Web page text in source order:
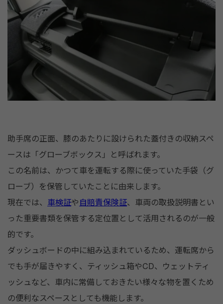
助手席の正面、膝のあたりに設けられた蓋付きの収納スペ
ースは「グローブボックス」と呼ばれます。
この名前は、かつて車を運転する際に使っていた手袋（グ
ローブ）を保管していたことに由来します。
現在では、 車検証や自賠責保険証、車両の取扱説明書とい
った重要書類を保管する定位置として活用されるのが一般
的です。
ダッシュボードの中に組み込まれているため、運転席から
でも手が届きやすく、ティッシュ箱やCD、ウェットティ
ッシュなど、車内に常備しておきたい様々な物を置くため
の便利なスペースとしても機能します。